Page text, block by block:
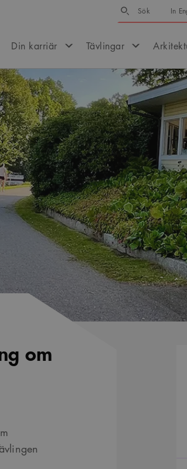
Sök
Sök In
Din karriär Tävlingar
om